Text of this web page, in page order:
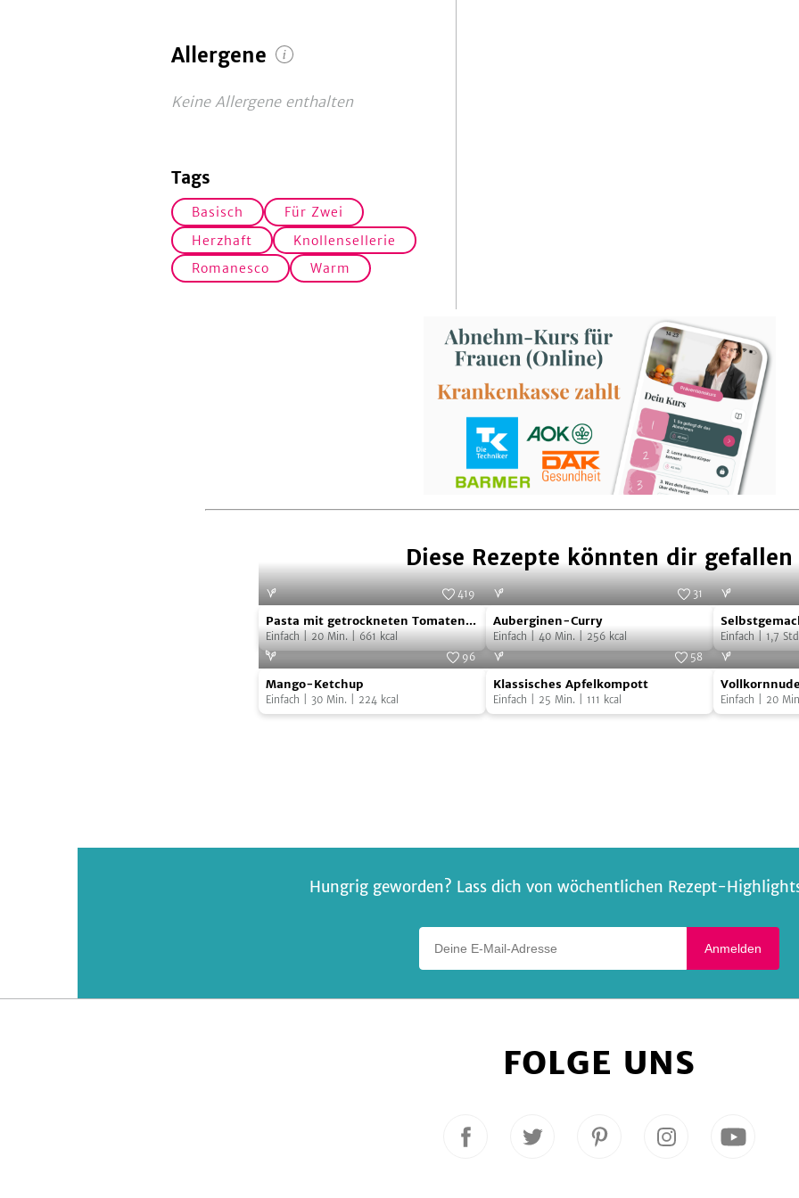
Allergene
Keine Allergene enthalten
Tags
Basisch
Für Zwei
Herzhaft
Knollensellerie
Romanesco
Warm
Diese Rezepte könnten dir gefallen
Pasta
mit
getrockneten
Tomaten
und
419
Pasta mit getrockneten Tomaten
und Mozzarella
Einfach| 20 Min.| 661 kcal
Auberginen-
Curry
31
Auberginen-Curry
Einfach| 40 Min.| 256kcal
Gnocchi
mit
Salbei-
Butter
Salbei-
Einfach| 1,7
Mango-
Ketchup
Foto:
96
Mango-Ketchup
Einfach 30 Min. 224kcal
Klassisches
Apfelkompott
58
Klassisches Apfelkompott
Einfach 25 Min. 111 kcal
mit
Auberginen
und
Einfach 20
Hungrig geworden? Lass dich von wöchentlichen Rezept-
Anmelden
FOLGE UNS
Folge
Folge
Folge
Folge
Folge